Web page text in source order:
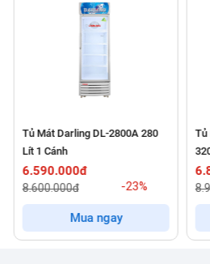
Ưu điểm nổi bật về Tủ mát Darling
Công nghệ Inverter tiết kiệm điện
Điểm nổi bật nhất của Darling DL-
máy nén công nghệ Inverter
, giúp:
Tiết kiệm điện năng đến
Vận hành êm ái, không gây
Tủ Mát Darling DL-2800A 280
Lít 1 Cánh
6.590.000đ
8.600.000đ -23%
Mua ngay
Tủ